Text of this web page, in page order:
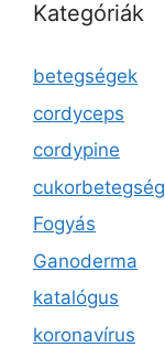
Kategóriák
betegségek
cordyceps
cordypine
cukorbetegség
Fogyás
Ganoderma
katalógus
koronavírus